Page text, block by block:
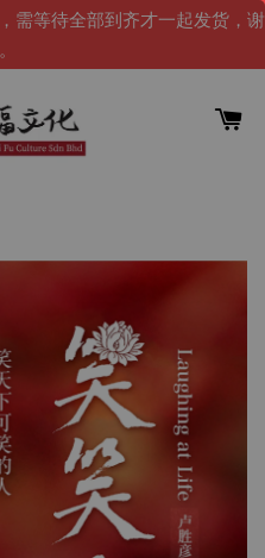
需等待全部到齐才一起发货，谢